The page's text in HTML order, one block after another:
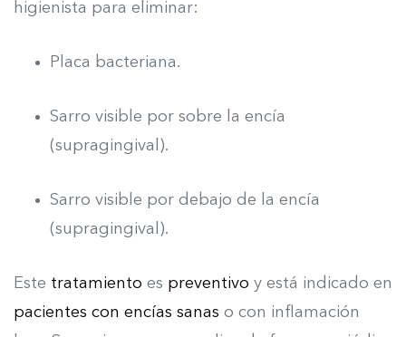
higienista para eliminar:
Placa bacteriana.
Sarro visible por sobre la encía
(supragingival).
Sarro visible por debajo de la encía
(supragingival).
Este tratamiento es preventivo y está indicado en
pacientes con encías sanas o con inflamación